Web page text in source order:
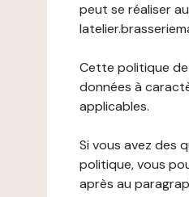
peut se réaliser
Cette politique
données à
applicables.
Si vous avez des
politique, vous
après au